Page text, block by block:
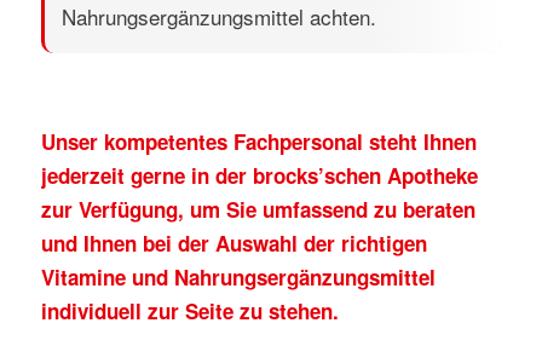
Nahrungsergänzungsmittel achten.
Unser kompetentes Fachpersonal steht Ihnen
jederzeit gerne in der brocks’schen Apotheke
zur Verfügung, um Sie umfassend zu beraten
und Ihnen bei der Auswahl der richtigen
Vitamine und Nahrungsergänzungsmittel
individuell zur Seite zu stehen.